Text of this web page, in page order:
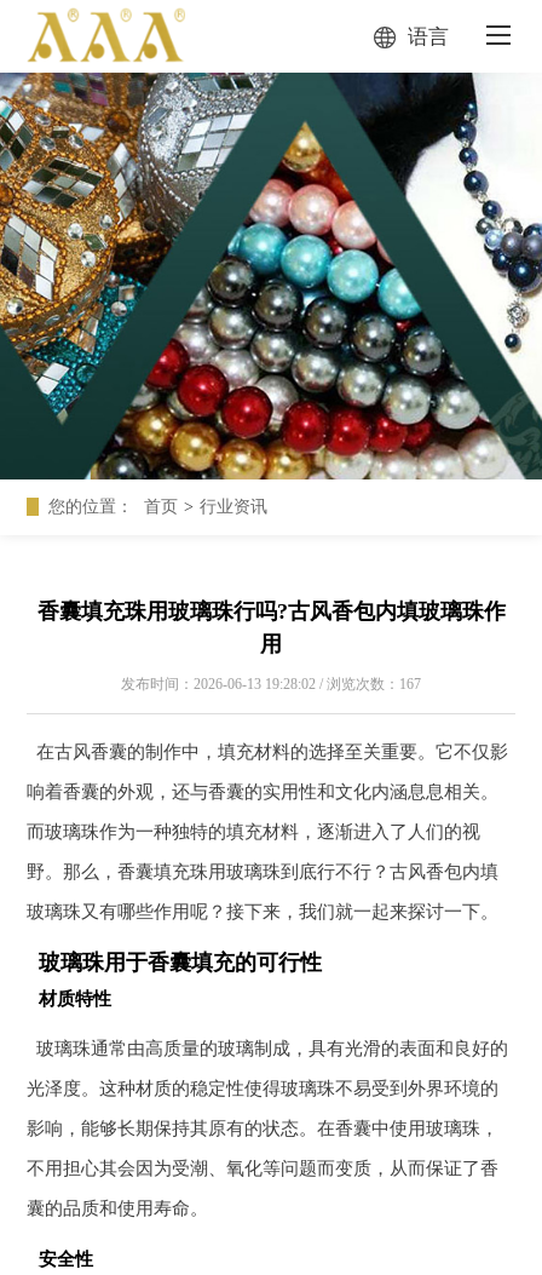
语言
您的位置： 首页 > 行业资讯
香囊填充珠用玻璃珠行吗?古风香包内填玻璃珠作
用
发布时间：2026-06-13 19:28:02 / 浏览次数：167
在古风香囊的制作中，填充材料的选择至关重要。它不仅影
响着香囊的外观，还与香囊的实用性和文化内涵息息相关。
而玻璃珠作为一种独特的填充材料，逐渐进入了人们的视
野。那么，香囊填充珠用玻璃珠到底行不行？古风香包内填
玻璃珠又有哪些作用呢？接下来，我们就一起来探讨一下。
玻璃珠用于香囊填充的可行性
材质特性
玻璃珠通常由高质量的玻璃制成，具有光滑的表面和良好的
光泽度。这种材质的稳定性使得玻璃珠不易受到外界环境的
影响，能够长期保持其原有的状态。在香囊中使用玻璃珠，
不用担心其会因为受潮、氧化等问题而变质，从而保证了香
囊的品质和使用寿命。
安全性